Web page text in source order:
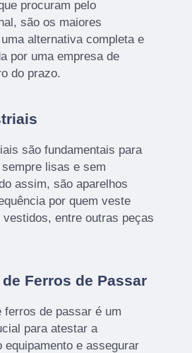
procuram pelo
são os maiores
alternativa completa e
por uma empresa de
do prazo.
são fundamentais para
lisas e sem
assim, são aparelhos
por quem veste
entre outras peças
Ferros de Passar
ferros de passar é um
para atestar a
equipamento e assegurar